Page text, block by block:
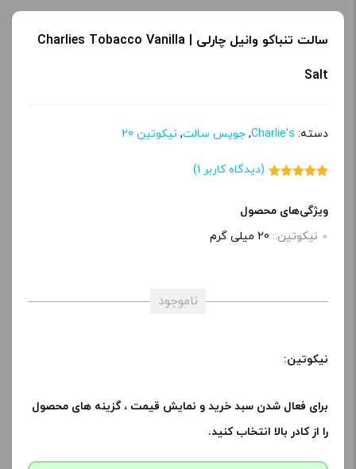
پ
ی
سالت تنباکو وانیل چارلی | Charlies Tobacco Vanilla
Salt
دسته: Charlie's
, جویس سالت, نیکوتین 20
مشتری
(دیدگاه کاربر 1
)
ویژگی‌های محصول
نیکوتین:: 20 میلی گرم
ناموجود
نیکوتین:
برای فعال شدن سبد خرید و نمایش قیمت ، گزینه های محصول
را از کادر بالا انتخاب کنید.